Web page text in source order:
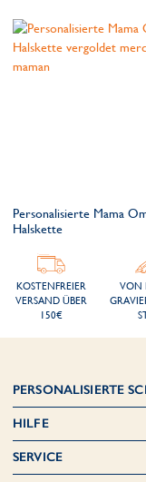
Personalisierte Mama
Halskette
KOSTENFREIER
VERSAND ÜBER
150€
VON
PERSONALISIERTE
HILFE
SERVICE